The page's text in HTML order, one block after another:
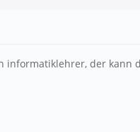
informatiklehrer, der kann